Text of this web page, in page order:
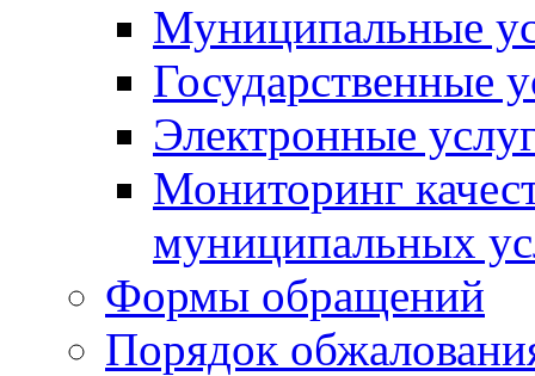
Муниципальные
Государственные
Электронные
Мониторинг
муниципальных
Формы обращений
Порядок